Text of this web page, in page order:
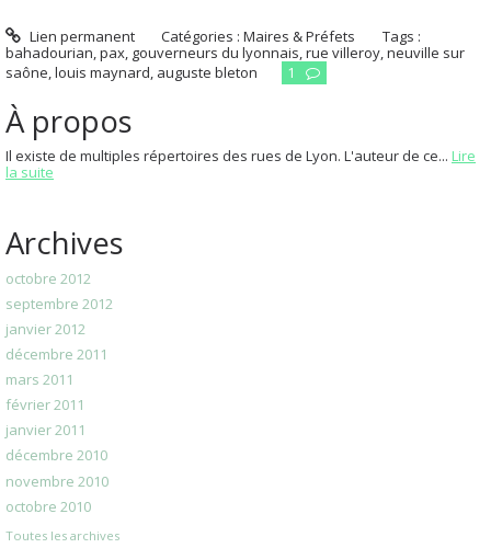
Lien permanent Catégories :Maires & Préfets
Tags :
bahadourian,pax, gouverneurs du lyonnais,rue villeroy,neuville sur
saône,louis maynard, auguste bleton 1
À propos
Il existe de multiples répertoires des rues de Lyon. L'auteur de ce... Lire
la suite
Archives
octobre 2012
septembre 2012
janvier 2012
décembre 2011
mars 2011
février 2011
janvier 2011
décembre 2010
novembre 2010
octobre 2010
Toutes les archives